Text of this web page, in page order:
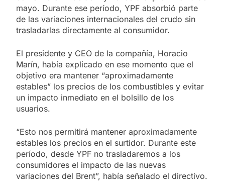
mayo. Durante ese período, YPF absorbió parte
de las variaciones internacionales del crudo sin
trasladarlas directamente al consumidor.
El presidente y CEO de la compañía, Horacio
Marín, había explicado en ese momento que el
objetivo era mantener “aproximadamente
estables” los precios de los combustibles y evitar
un impacto inmediato en el bolsillo de los
usuarios.
“Esto nos permitirá mantener aproximadamente
estables los precios en el surtidor. Durante este
período, desde YPF no trasladaremos a los
consumidores el impacto de las nuevas
variaciones del Brent”, había señalado el directivo.